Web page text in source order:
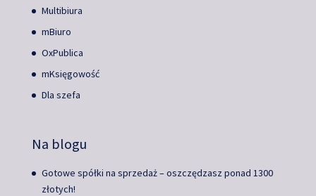
Multibiura
mBiuro
OxPublica
mKsięgowość
Dla szefa
Na blogu
Gotowe spółki na sprzedaż – oszczędzasz ponad 1300
złotych!